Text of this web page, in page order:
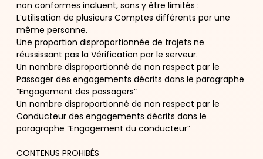
non conformes incluent, sans y être limités :
L’utilisation de plusieurs Comptes différents par une
même personne.
Une proportion disproportionnée de trajets ne
réussissant pas la Vérification par le serveur.
Un nombre disproportionné de non respect par le
Passager des engagements décrits dans le paragraphe
“Engagement des passagers”
Un nombre disproportionné de non respect par le
Conducteur des engagements décrits dans le
paragraphe “Engagement du conducteur”
CONTENUS PROHIBÉS